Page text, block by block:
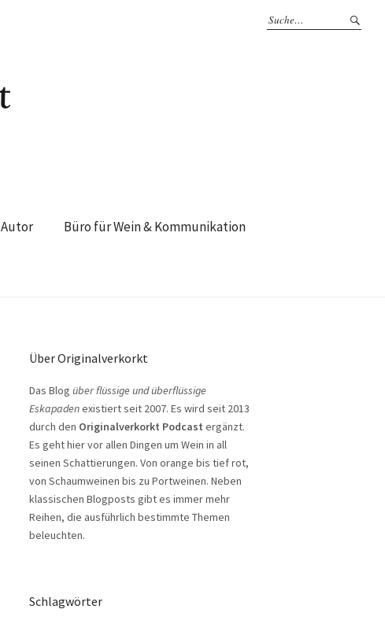
Autor Büro für Wein & Kommunikation
Über Originalverkorkt
Das Blog über flüssige und überflüssige
Eskapadenexistiert seit 2007. Es wird seit 2013
durch den Originalverkorkt Podcast ergänzt.
Es geht hier vor allen Dingen um Wein in all
seinen Schattierungen. Von orange bis tief rot,
von Schaumweinen bis zu Portweinen. Neben
klassischen Blogposts gibt es immer mehr
Reihen, die ausführlich bestimmte Themen
beleuchten.
Schlagwörter